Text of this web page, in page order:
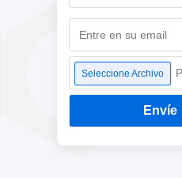
Seleccione Archivo
Envíe